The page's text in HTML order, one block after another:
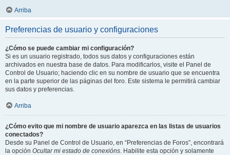
Arriba
Preferencias de usuario y configuraciones
¿Cómo se puede cambiar mi configuración?
Si es un usuario registrado, todos sus datos y configuraciones están
archivados en nuestra base de datos. Para modificarlos, visite el Panel de
Control de Usuario; haciendo clic en su nombre de usuario que se encuentra
en la parte superior de las páginas del foro. Este sistema le permitirá cambiar
sus datos y preferencias.
Arriba
¿Cómo evito que mi nombre de usuario aparezca en las listas de usuarios
conectados?
Desde su Panel de Control de Usuario, en “Preferencias de Foros”, encontrará
la opción Ocultar mi estado de conexións. Habilite esta opción y solamente